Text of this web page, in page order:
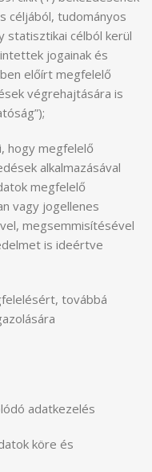
céljából, tudományos
statisztikai célból kerül
jogainak és
előírt megfelelő
végrehajtására is
hogy megfelelő
alkalmazásával
megfelelő
vagy jogellenes
megsemmisítésével
is ideértve
továbbá
adatkezelés
köre és